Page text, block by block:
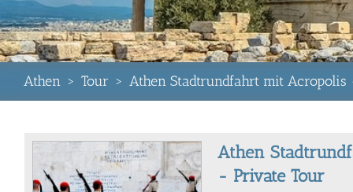
Athen > Tour > Athen Stadtrundfahrt mit Acropolis
Athen
- Private Tour